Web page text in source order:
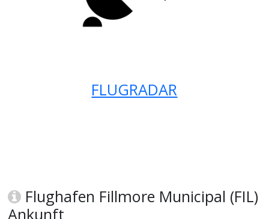
FLUGRADAR
Flughafen Fillmore Municipal (FIL)
Ankunft